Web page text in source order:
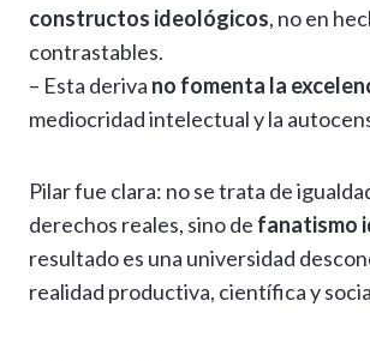
constructos ideológicos, no en
contrastables.
– Esta deriva no fomenta la
mediocridad intelectual y la
Pilar fue clara: no se trata de
derechos reales, sino de fanatismo
resultado es una universidad
realidad productiva, científica y